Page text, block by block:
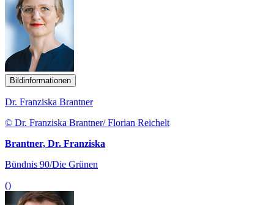
Bildinformationen
Dr. Franziska Brantner
© Dr. Franziska Brantner/ Florian Reichelt
Brantner, Dr. Franziska
Bündnis 90/Die Grünen
()